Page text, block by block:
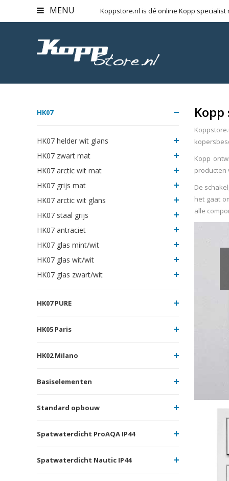
MENU Koppstore.nl is dé online Kopp
HK07
HK07 helder wit glans
HK07 zwart mat
HK07 arctic wit mat
HK07 grijs mat
HK07 arctic wit glans
HK07 staal grijs
HK07 antraciet
HK07 glas mint/wit
HK07 glas wit/wit
HK07 glas zwart/wit
HK07 PURE
HK05 Paris
HK02 Milano
Basiselementen
Standard opbouw
Spatwaterdicht ProAQA IP44
Spatwaterdicht Nautic IP44
Kopp
producten
De
het gaat
alle